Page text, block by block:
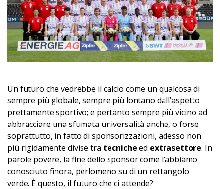
Un futuro che vedrebbe il calcio come un qualcosa di
sempre più globale, sempre più lontano dall’aspetto
prettamente sportivo; e pertanto sempre più vicino ad
abbracciare una sfumata universalità anche, o forse
soprattutto, in fatto di sponsorizzazioni, adesso non
più rigidamente divise tra tecniche ed extrasettore. In
parole povere, la fine dello sponsor come l’abbiamo
conosciuto finora, perlomeno su di un rettangolo
verde. È questo, il futuro che ci attende?